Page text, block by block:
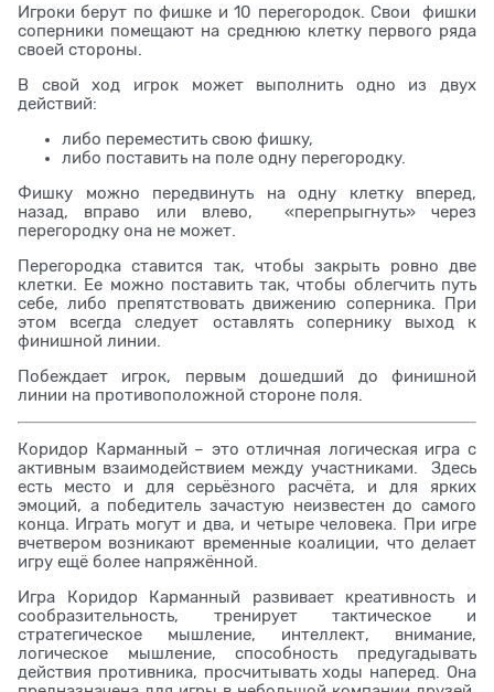
Игроки берут по фишке и 10 перегородок. Свои фишки
соперники помещают на среднюю клетку первого ряда
своей стороны.
В свой ход игрок может выполнить одно из двух
действий:
либо переместить свою фишку,
либо поставить на поле одну перегородку.
Фишку можно передвинуть на одну клетку вперед,
назад, вправо или влево, «перепрыгнуть» через
перегородку она не может.
Перегородка ставится так, чтобы закрыть ровно две
клетки. Ее можно поставить так, чтобы облегчить путь
себе, либо препятствовать движению соперника. При
этом всегда следует оставлять сопернику выход к
финишной линии.
Побеждает игрок, первым дошедший до финишной
линии на противоположной стороне поля.
Коридор Карманный – это отличная логическая игра с
активным взаимодействием между участниками. Здесь
есть место и для серьёзного расчёта, и для ярких
эмоций, а победитель зачастую неизвестен до самого
конца. Играть могут и два, и четыре человека. При игре
вчетвером возникают временные коалиции, что делает
игру ещё более напряжённой.
Игра Коридор Карманный развивает креативность и
сообразительность, тренирует тактическое и
стратегическое мышление, интеллект, внимание,
логическое мышление, способность предугадывать
действия противника, просчитывать ходы наперед. Она